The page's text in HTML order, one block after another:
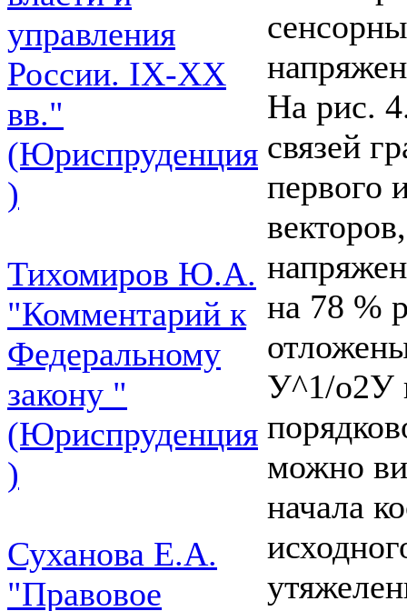
управления
России. IХ-ХХ
вв."
(Юриспруденция
)
Тихомиров Ю.А.
"Комментарий к
Федеральному
закону "
(Юриспруденция
)
Суханова Е.А.
"Правовое
На рис.
связей
первого
на 78 %
У^1/о2У
можно
начала